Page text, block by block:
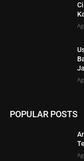
POPULAR POSTS